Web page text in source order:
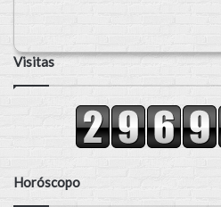
Visitas
Horóscopo